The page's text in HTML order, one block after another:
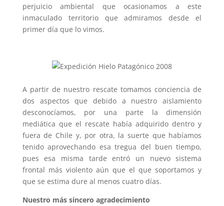
perjuicio ambiental que ocasionamos a este
inmaculado territorio que admiramos desde el
primer día que lo vimos.
A partir de nuestro rescate tomamos conciencia de
dos aspectos que debido a nuestro aislamiento
desconocíamos, por una parte la dimensión
mediática que el rescate había adquirido dentro y
fuera de Chile y, por otra, la suerte que habíamos
tenido aprovechando esa tregua del buen tiempo,
pues esa misma tarde entró un nuevo sistema
frontal más violento aún que el que soportamos y
que se estima dure al menos cuatro días.
Nuestro más sincero agradecimiento